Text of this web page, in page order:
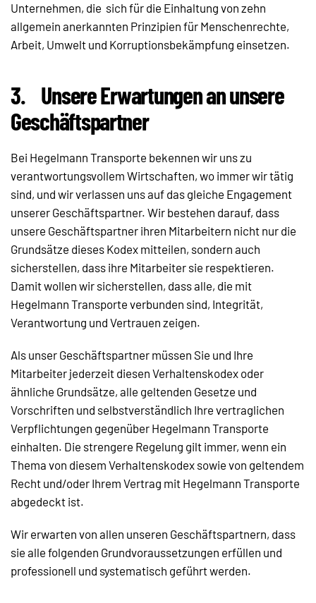
Unternehmen, die sich für die Einhaltung von zehn
allgemein anerkannten Prinzipien für Menschenrechte,
Arbeit, Umwelt und Korruptionsbekämpfung einsetzen.
3. Unsere Erwartungen an unsere
Geschäftspartner
Bei Hegelmann Transporte bekennen wir uns zu
verantwortungsvollem Wirtschaften, wo immer wir tätig
sind, und wir verlassen uns auf das gleiche Engagement
unserer Geschäftspartner. Wir bestehen darauf, dass
unsere Geschäftspartner ihren Mitarbeitern nicht nur die
Grundsätze dieses Kodex mitteilen, sondern auch
sicherstellen, dass ihre Mitarbeiter sie respektieren.
Damit wollen wir sicherstellen, dass alle, die mit
Hegelmann Transporte verbunden sind, Integrität,
Verantwortung und Vertrauen zeigen.
Als unser Geschäftspartner müssen Sie und Ihre
Mitarbeiter jederzeit diesen Verhaltenskodex oder
ähnliche Grundsätze, alle geltenden Gesetze und
Vorschriften und selbstverständlich Ihre vertraglichen
Verpflichtungen gegenüber Hegelmann Transporte
einhalten. Die strengere Regelung gilt immer, wenn ein
Thema von diesem Verhaltenskodex sowie von geltendem
Recht und/oder Ihrem Vertrag mit Hegelmann Transporte
abgedeckt ist.
Wir erwarten von allen unseren Geschäftspartnern, dass
sie alle folgenden Grundvoraussetzungen erfüllen und
professionell und systematisch geführt werden.